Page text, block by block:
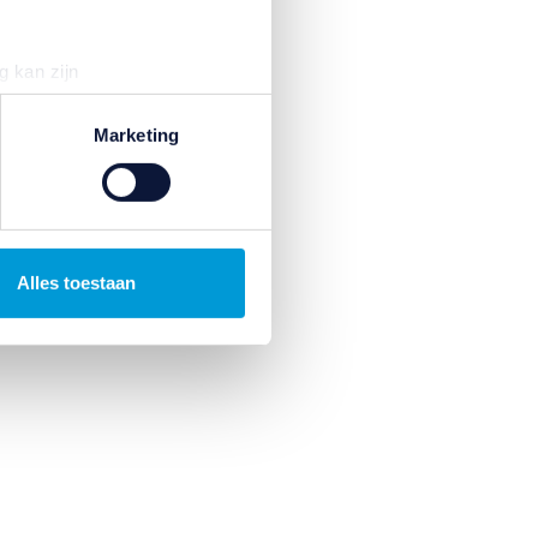
kan zijn
detailgedeeltein. U kunt uw
binnen, en
informatie over uw gebruik
deze gegevens
van uw gebruik van
Marketing
Alles toestaan